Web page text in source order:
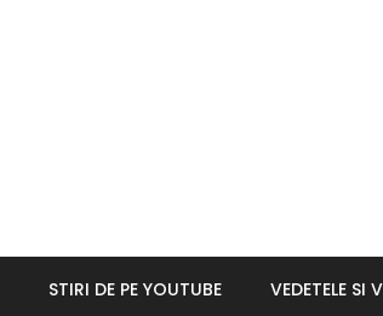
STIRI DE PE YOUTUBE VEDETELE SI